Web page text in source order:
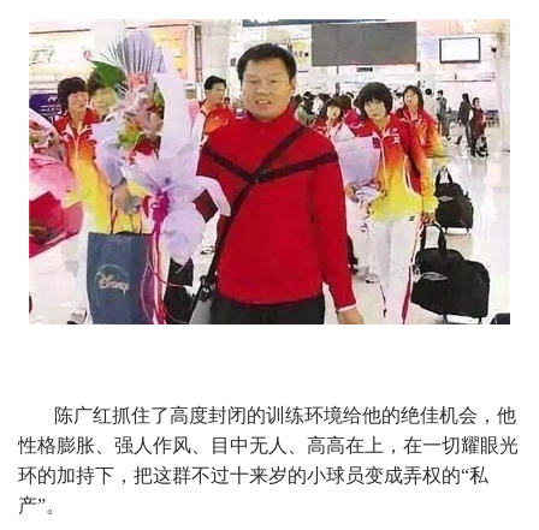
陈广红抓住了高度封闭的训练环境给他的绝佳机会，他
性格膨胀、强人作风、目中无人、高高在上，在一切耀眼光
环的加持下，把这群不过十来岁的小球员变成弄权的“私
产”。